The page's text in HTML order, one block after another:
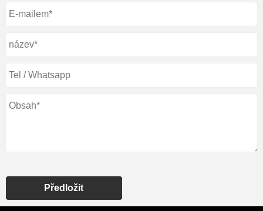
Předložit